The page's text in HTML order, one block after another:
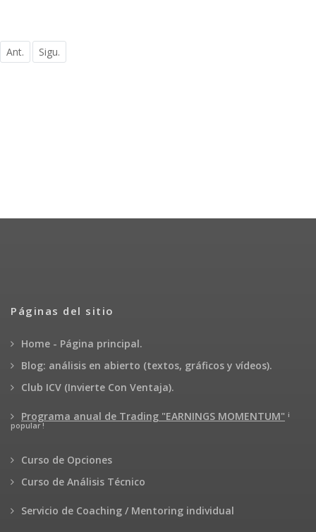
Ant. Sigu.
Páginas del sitio
Home - Página principal.
Blog: análisis en abierto (textos, gráficos y vídeos).
Club ICV (Invierte Con Ventaja).
Programa anual de Trading "EARNINGS MOMENTUM" ¡
popular !
Curso de Opciones
Curso de Análisis Técnico
Servicio de Coaching / Mentoring individual